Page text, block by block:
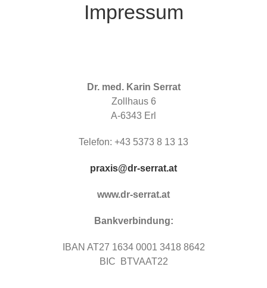
Impressum
Dr. med. Karin Serrat
Zollhaus 6
A-6343 Erl
Telefon: +43 5373 8 13 13
praxis@dr-serrat.at
www.dr-serrat.at
Bankverbindung:
IBAN AT27 1634 0001 3418 8642
BIC BTVAAT22